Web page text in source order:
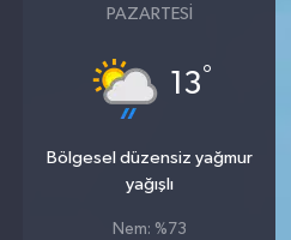
PAZARTESI
13°
Bölgesel düzensiz yağmur
yağışlı
Nem: %73